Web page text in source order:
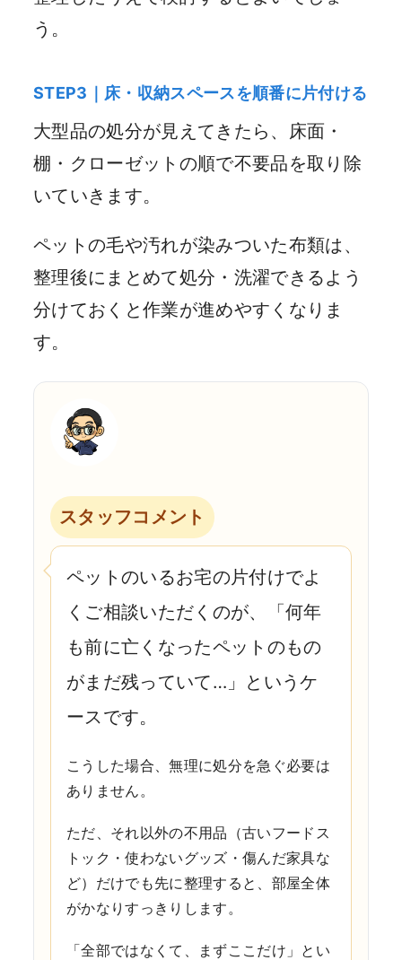
う。
STEP3｜床・収納スペースを順番に片付ける
大型品の処分が見えてきたら、床面・
棚・クローゼットの順で不要品を取り除
いていきます。
ペットの毛や汚れが染みついた布類は、
整理後にまとめて処分・洗濯できるよう
分けておくと作業が進めやすくなりま
す。
スタッフコメント
ペットのいるお宅の片付けでよ
くご相談いただくのが、「何年
も前に亡くなったペットのもの
がまだ残っていて…」というケ
ースです。
こうした場合、無理に処分を急ぐ必要は
ありません。
ただ、それ以外の不用品（古いフードス
トック・使わないグッズ・傷んだ家具な
ど）だけでも先に整理すると、部屋全体
がかなりすっきりします。
「全部ではなくて、まずここだけ」とい